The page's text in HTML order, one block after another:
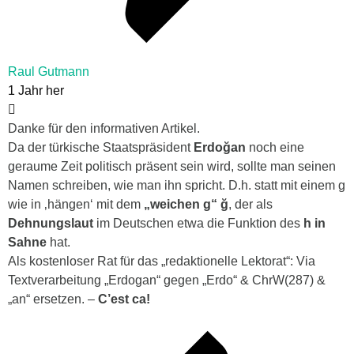
Raul Gutmann
1 Jahr her
Danke für den informativen Artikel.
Da der türkische Staatspräsident Erdoğan noch eine
geraume Zeit politisch präsent sein wird, sollte man seinen
Namen schreiben, wie man ihn spricht. D.h. statt mit einem g
wie in ‚hängen‘ mit dem „weichen g“ ğ, der als
Dehnungslaut im Deutschen etwa die Funktion des h in
Sahne hat.
Als kostenloser Rat für das „redaktionelle Lektorat“: Via
Textverarbeitung „Erdogan“ gegen „Erdo“ & ChrW(287) &
„an“ ersetzen. – C’est ca!